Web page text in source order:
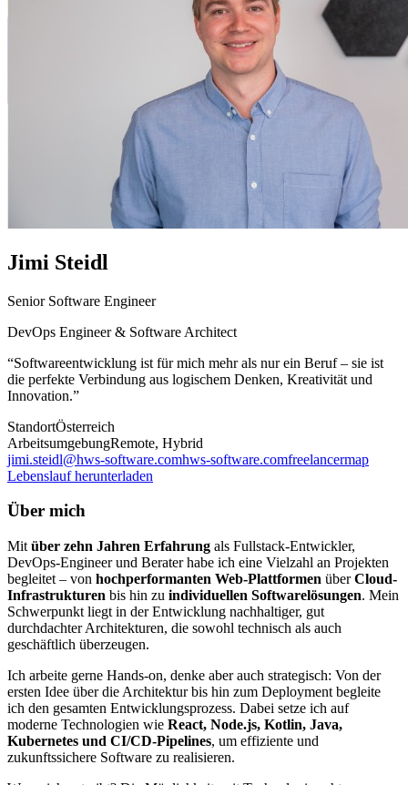
Jimi Steidl
Senior Software Engineer
DevOps Engineer & Software Architect
“Softwareentwicklung ist für mich mehr als nur ein Beruf – sie ist
die perfekte Verbindung aus logischem Denken, Kreativität und
Innovation.”
StandortÖsterreich
ArbeitsumgebungRemote, Hybrid
jimi.steidl@hws-software.comhws-software.comfreelancermap
Lebenslauf herunterladen
Über mich
Mit über zehn Jahren Erfahrung als Fullstack-Entwickler,
DevOps-Engineer und Berater habe ich eine Vielzahl an Projekten
begleitet – von hochperformanten Web-Plattformen überCloud-
Infrastrukturen bis hin zu individuellen Softwarelösungen. Mein
Schwerpunkt liegt in der Entwicklung nachhaltiger, gut
durchdachter Architekturen, die sowohl technisch als auch
geschäftlich überzeugen.
Ich arbeite gerne Hands-on, denke aber auch strategisch: Von der
ersten Idee über die Architektur bis hin zum Deployment begleite
ich den gesamten Entwicklungsprozess. Dabei setze ich auf
moderne Technologien wie React, Node.js, Kotlin, Java,
Kubernetes und CI/CD-Pipelines, um effiziente und
zukunftssichere Software zu realisieren.